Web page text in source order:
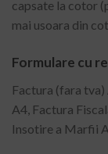
capsate la cotor
mai usoara din
Formulare cu
Factura (fara
A4, Factura
Insotire a Marfii